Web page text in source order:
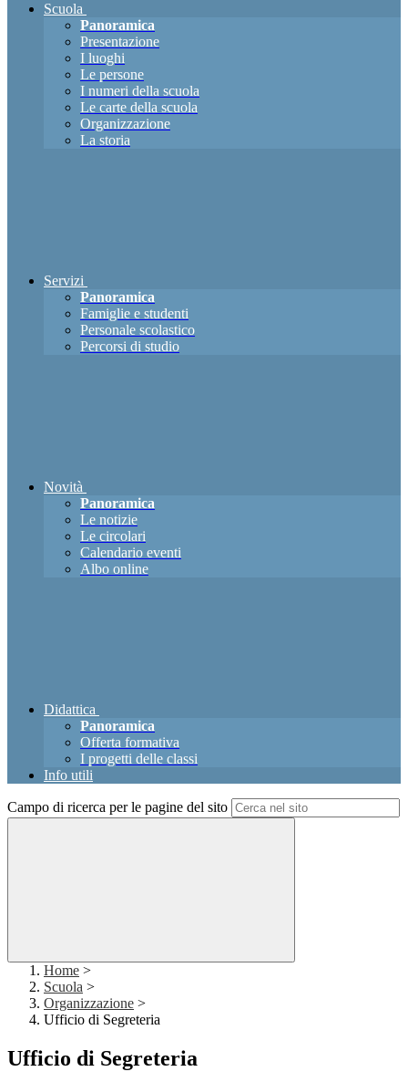
Scuola
Panoramica
Presentazione
I luoghi
Le persone
I numeri della scuola
Le carte della scuola
Organizzazione
La storia
Servizi
Panoramica
Famiglie e studenti
Personale scolastico
Percorsi di studio
Novità
Panoramica
Le notizie
Le circolari
Calendario eventi
Albo online
Didattica
Panoramica
Offerta formativa
I progetti delle classi
Info utili
Campo di ricerca per le pagine del sito
Home >
Scuola >
Organizzazione >
Ufficio di Segreteria
Ufficio di Segreteria